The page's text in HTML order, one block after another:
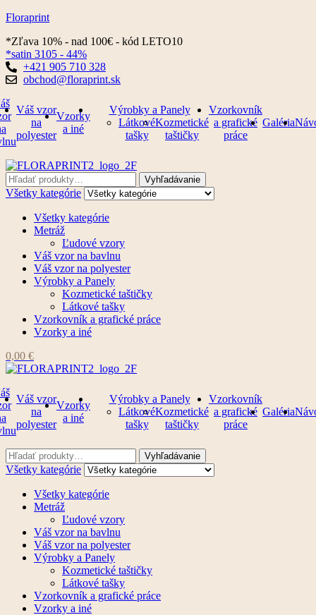
Floraprint
*Zľava 10% - nad 100€ - kód LETO10
*satin 3105 - 44%
+421 905 710 328
obchod@floraprint.sk
Ponuka
Váš vzor
na
polyester
Vzorky
a iné
Výrobky a Panely
Látkové
tašky
Kozmetické
taštičky
Vzorkovník
a grafické
práce
Galéria
Vyhľadajte: Vyhľadávanie
Všetky kategórie
Všetky kategórie
Metráž
Ľudové vzory
Váš vzor na bavlnu
Váš vzor na polyester
Výrobky a Panely
Kozmetické taštičky
Látkové tašky
Vzorkovník a grafické práce
Vzorky a iné
0,00 €
Váš vzor
na
polyester
Vzorky
a iné
Výrobky a Panely
Látkové
tašky
Kozmetické
taštičky
Vzorkovník
a grafické
práce
Galéria
Ponuka
Ponuka
Vyhľadajte: Vyhľadávanie
Všetky kategórie
Všetky kategórie
Metráž
Ľudové vzory
Váš vzor na bavlnu
Váš vzor na polyester
Výrobky a Panely
Kozmetické taštičky
Látkové tašky
Vzorkovník a grafické práce
Vzorky a iné